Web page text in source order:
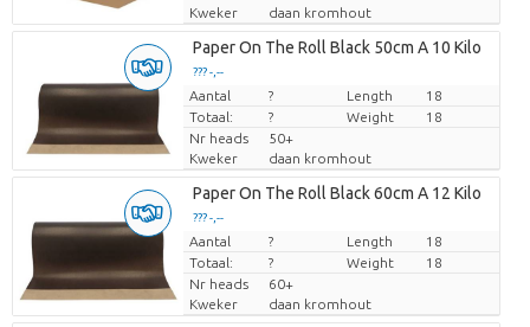
Kweker daan kromhout
Paper On The Roll Black 50cm A 10 Kilo
??? -,--
Prijs per stuk
Aantal ? Length
18
Totaal:
? Weight
18
Nr heads
50+
Kweker
daan kromhout
Paper On The Roll Black 60cm A 12 Kilo
??? -,--
Prijs per stuk
Aantal ? Length
18
Totaal:
? Weight
18
Nr heads
60+
Kweker
daan kromhout